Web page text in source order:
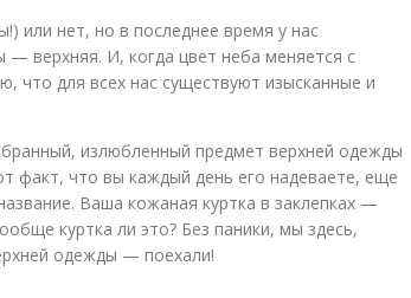
или нет, но в последнее время у нас
верхняя. И, когда цвет неба меняется с
что для всех нас существуют изысканные и
излюбленный предмет верхней одежды
факт, что вы каждый день его надеваете, еще
Ваша кожаная куртка в заклепках —
куртка ли это? Без паники, мы здесь,
одежды — поехали!